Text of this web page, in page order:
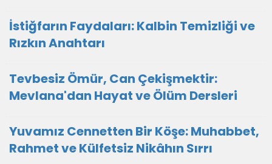
İstiğfarın Faydaları: Kalbin Temizliği ve
Rızkın Anahtarı
Tevbesiz Ömür, Can Çekişmektir:
Mevlana'dan Hayat ve Ölüm Dersleri
Yuvamız Cennetten Bir Köşe: Muhabbet,
Rahmet ve Külfetsiz Nikâhın Sırrı